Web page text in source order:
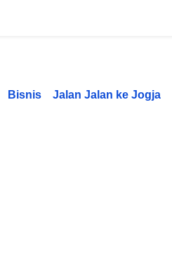
Bisnis Jalan Jalan ke Jogja